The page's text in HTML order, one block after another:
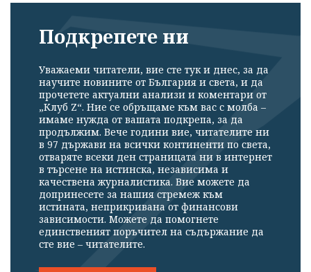
Подкрепете ни
Уважаеми читатели, вие сте тук и днес, за да
научите новините от България и света, и да
прочетете актуални анализи и коментари от
„Клуб Z“. Ние се обръщаме към вас с молба –
имаме нужда от вашата подкрепа, за да
продължим. Вече години вие, читателите ни
в 97 държави на всички континенти по света,
отваряте всеки ден страницата ни в интернет
в търсене на истинска, независима и
качествена журналистика. Вие можете да
допринесете за нашия стремеж към
истината, неприкривана от финансови
зависимости. Можете да помогнете
единственият поръчител на съдържание да
сте вие – читателите.